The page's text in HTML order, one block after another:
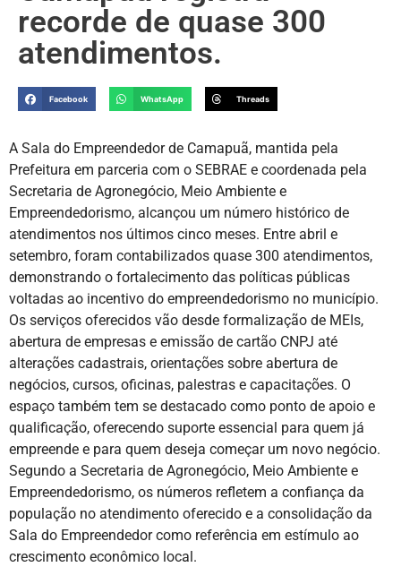
recorde de quase 300
atendimentos.
Facebook WhatsApp Threads
A Sala do Empreendedor de Camapuã, mantida pela
Prefeitura em parceria com o SEBRAE e coordenada pela
Secretaria de Agronegócio, Meio Ambiente e
Empreendedorismo, alcançou um número histórico de
atendimentos nos últimos cinco meses. Entre abril e
setembro, foram contabilizados quase 300 atendimentos,
demonstrando o fortalecimento das políticas públicas
voltadas ao incentivo do empreendedorismo no município.
Os serviços oferecidos vão desde formalização de MEIs,
abertura de empresas e emissão de cartão CNPJ até
alterações cadastrais, orientações sobre abertura de
negócios, cursos, oficinas, palestras e capacitações. O
espaço também tem se destacado como ponto de apoio e
qualificação, oferecendo suporte essencial para quem já
empreende e para quem deseja começar um novo negócio.
Segundo a Secretaria de Agronegócio, Meio Ambiente e
Empreendedorismo, os números refletem a confiança da
população no atendimento oferecido e a consolidação da
Sala do Empreendedor como referência em estímulo ao
crescimento econômico local.